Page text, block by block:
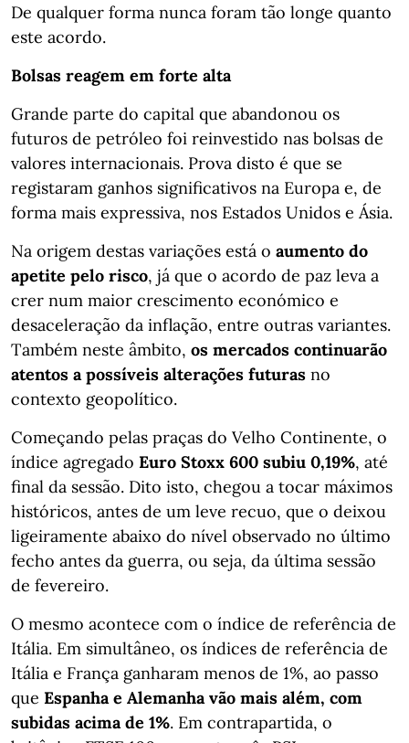
De qualquer forma nunca foram tão longe quanto
este acordo.
Bolsas reagem em forte alta
Grande parte do capital que abandonou os
futuros de petróleo foi reinvestido nas bolsas de
valores internacionais. Prova disto é que se
registaram ganhos significativos na Europa e, de
forma mais expressiva, nos Estados Unidos e Ásia.
Na origem destas variações está o aumento do
apetite pelo risco, já que o acordo de paz leva a
crer num maior crescimento económico e
desaceleração da inflação, entre outras variantes.
Também neste âmbito, os mercados continuarão
atentos a possíveis alterações futuras no
contexto geopolítico.
Começando pelas praças do Velho Continente, o
índice agregado Euro Stoxx 600 subiu 0,19%, até
final da sessão. Dito isto, chegou a tocar máximos
históricos, antes de um leve recuo, que o deixou
ligeiramente abaixo do nível observado no último
fecho antes da guerra, ou seja, da última sessão
de fevereiro.
O mesmo acontece com o índice de referência de
Itália. Em simultâneo, os índices de referência de
Itália e França ganharam menos de 1%, ao passo
que Espanha e Alemanha vão mais além, com
subidas acima de 1%. Em contrapartida, o